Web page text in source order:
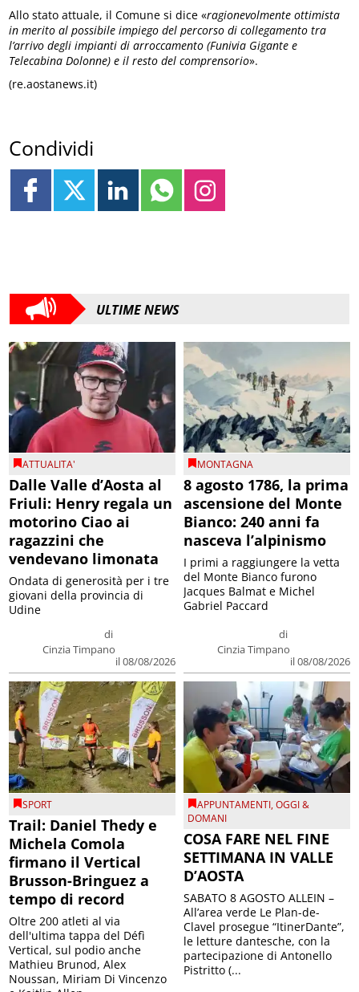
Allo stato attuale, il Comune si dice «ragionevolmente ottimista
in merito al possibile impiego del percorso di collegamento tra
l’arrivo degli impianti di arroccamento (Funivia Gigante e
Telecabina Dolonne) e il resto del comprensorio».
(re.aostanews.it)
Condividi
ULTIME NEWS
ATTUALITA'
Dalle Valle d’Aosta al
Friuli: Henry regala un
motorino Ciao ai
ragazzini che
vendevano limonata
di
Cinzia Timpano
il 08/08/2026
Ondata di generosità per i tre
giovani della provincia di
Udine
MONTAGNA
8 agosto 1786, la prima
ascensione del Monte
Bianco: 240 anni fa
nasceva l’alpinismo
di
Cinzia Timpano
il 08/08/2026
I primi a raggiungere la vetta
del Monte Bianco furono
Jacques Balmat e Michel
Gabriel Paccard
SPORT
Trail: Daniel Thedy e
Michela Comola
firmano il Vertical
Brusson-Bringuez a
tempo di record
Oltre 200 atleti al via
dell'ultima tappa del Défì
Vertical, sul podio anche
Mathieu Brunod, Alex
Noussan, Miriam Di Vincenzo
APPUNTAMENTI,OGGI &
DOMANI
COSA FARE NEL FINE
SETTIMANA IN VALLE
D’AOSTA
SABATO 8 AGOSTO ALLEIN –
All’area verde Le Plan-de-
Clavel prosegue “ItinerDante”,
le letture dantesche, con la
partecipazione di Antonello
Pistritto (...